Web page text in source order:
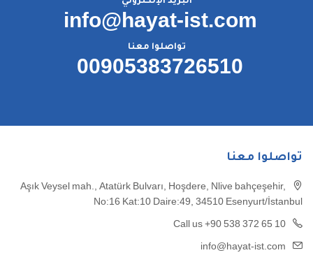
info@hayat-ist.com
تواصلوا معنا
00905383726510
تواصلوا معنا
Aşık Veysel mah., Atatürk Bulvarı, Hoşdere, Nlive bahçeşehir,
No:16 Kat:10 Daire:49, 34510 Esenyurt/İstanbul
Call us +90 538 372 65 10
info@hayat-ist.com